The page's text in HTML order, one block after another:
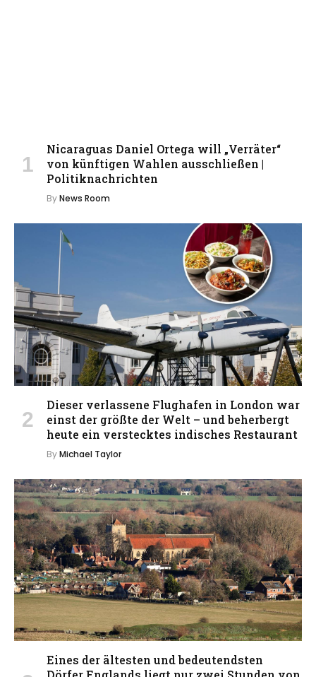
Nicaraguas Daniel Ortega will „Verräter“
von künftigen Wahlen ausschließen |
Politiknachrichten
ByNews Room
Dieser verlassene Flughafen in London war
einst der größte der Welt – und beherbergt
heute ein verstecktes indisches Restaurant
ByMichael Taylor
Eines der ältesten und bedeutendsten